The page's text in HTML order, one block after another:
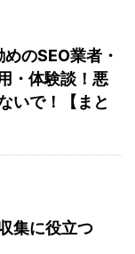
のSEO業者・
・体験談！悪
いで！【まと
集に役立つ